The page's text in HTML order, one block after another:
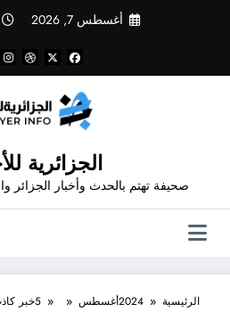
أغسطس 7, 2026
الجزائرية
صحيفة تهتم بالحدث وأخبار الجزائر
الرئيسية 2024أغسطس 5خبر